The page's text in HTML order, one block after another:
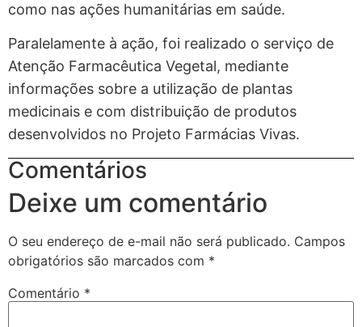
como nas ações humanitárias em saúde.
Paralelamente à ação, foi realizado o serviço de
Atenção Farmacêutica Vegetal, mediante
informações sobre a utilização de plantas
medicinais e com distribuição de produtos
desenvolvidos no Projeto Farmácias Vivas.
Comentários
Deixe um comentário
O seu endereço de e-mail não será publicado. Campos
obrigatórios são marcados com *
Comentário *